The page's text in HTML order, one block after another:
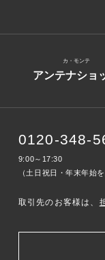
アンテナショ
カ・モンテ
0120-348-
9:00～17:30
（土日祝日・年末年始を
取引先のお客様は、